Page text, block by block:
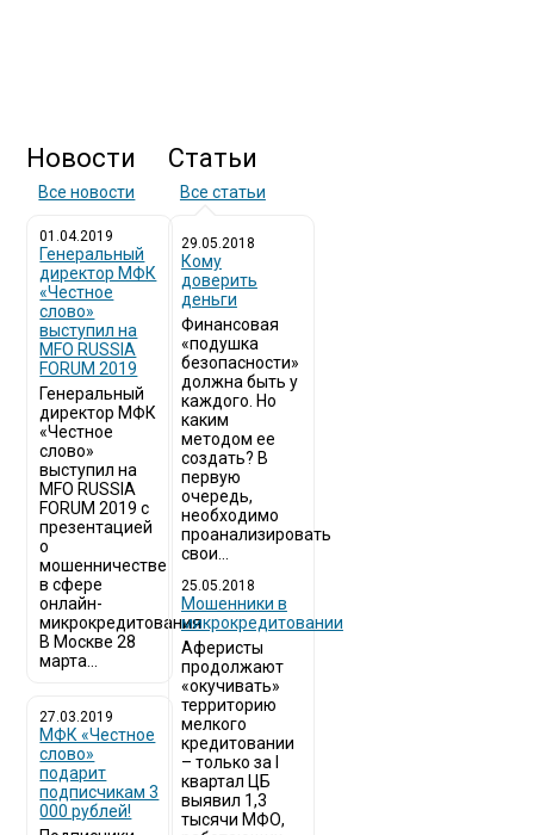
Новости
Все новости
01.04.2019
Генеральный
директор МФК
«Честное
слово»
выступил на
MFO RUSSIA
FORUM 2019
Генеральный
директор МФК
«Честное
слово»
выступил на
MFO RUSSIA
FORUM 2019 с
презентацией
о
мошенничестве
в сфере
онлайн-
микрокредитования
В Москве 28
марта...
27.03.2019
МФК «Честное
слово»
подарит
подписчикам 3
000 рублей!
Статьи
Все статьи
29.05.2018
Кому
доверить
деньги
Финансовая
«подушка
безопасности»
должна быть у
каждого. Но
каким
методом ее
создать? В
первую
очередь,
необходимо
проанализировать
свои...
25.05.2018
Мошенники в
микрокредитовании
Аферисты
продолжают
«окучивать»
территорию
мелкого
кредитовании
– только за I
квартал ЦБ
выявил 1,3
тысячи МФО,